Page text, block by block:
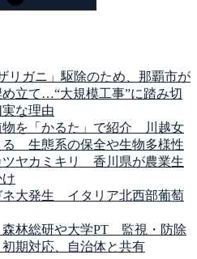
リガニ」駆除のため、那覇市が
立て…“大規模工事”に踏み切
な理由
物を「かるた」で紹介 川越女
生態系の保全や生物多様性
ツヤカミキリ 香川県が農業生
ネ大発生 イタリア北西部葡萄
林総研や大学PT 監視・防除
期対応、自治体と共有